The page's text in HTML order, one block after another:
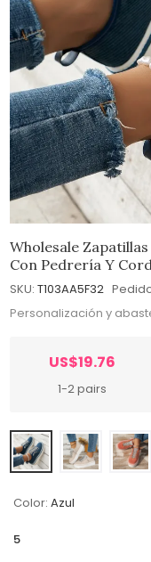
Wholesale
Con Pedrería Y
SKU: T103AA5F32
Personalización y
US$19.76
1-2 pairs
Color: Azul
5